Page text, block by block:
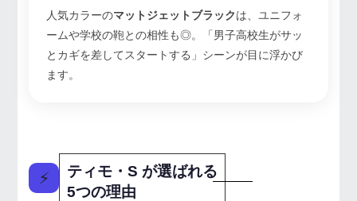
人気カラーのマットジェットブラックは、ユニフォ
ームや学校の鞄との相性も◎。「男子高校生がサッ
とカギを差してスタートする」シーンが目に浮かび
ます。
⚡
ティモ・S が選ばれる
5つの理由